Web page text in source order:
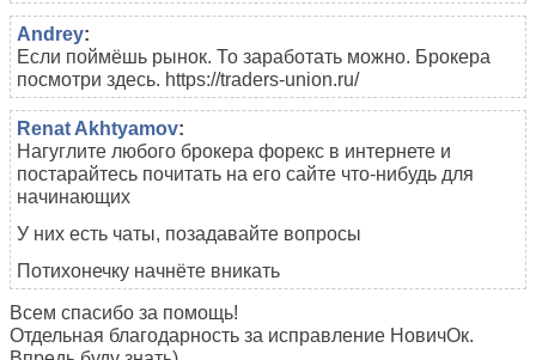
Andrey:
Если поймёшь рынок. То заработать можно. Брокера
посмотри здесь. https://traders-union.ru/
Renat Akhtyamov:
Нагуглите любого брокера форекс в интернете и
постарайтесь почитать на его сайте что-нибудь для
начинающих
У них есть чаты, позадавайте вопросы
Потихонечку начнёте вникать
Всем спасибо за помощь!
Отдельная благодарность за исправление НовичОк.